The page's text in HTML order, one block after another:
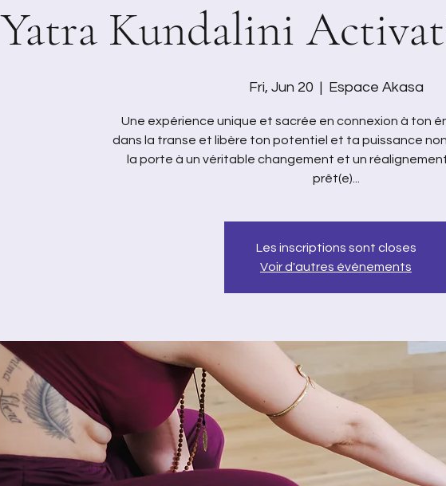
Yatra Kundalini
Fri, Jun 20
  |
Espace Akasa
Une expérience unique et sacrée en connexion à ton
dans la transe et libère ton potentiel et ta puissance
la porte à un véritable changement et un
prêt(e)...
Les inscriptions sont closes
Voir d'autres événements